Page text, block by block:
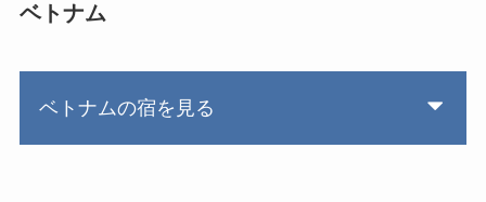
ベトナム
ベトナムの宿を見る